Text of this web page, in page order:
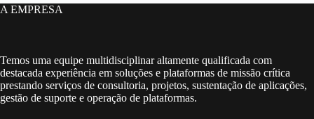
A EMPRESA
Temos uma equipe multidisciplinar altamente qualificada com
destacada experiência em soluções e plataformas de missão crítica
prestando serviços de consultoria, projetos, sustentação de aplicações,
gestão de suporte e operação de plataformas.